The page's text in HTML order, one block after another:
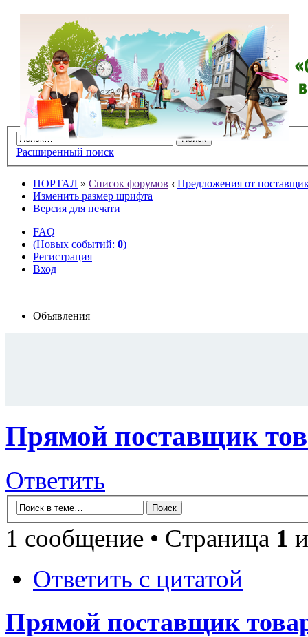
Расширенный поиск
ПОРТАЛ » Список форумов ‹ Предложения от
Изменить размер шрифта
Версия для печати
FAQ
(Новых событий: 0)
Регистрация
Вход
Объявления
Прямой поставщик
Ответить
1 сообщение • Страница 1
Ответить с цитатой
Прямой поставщик